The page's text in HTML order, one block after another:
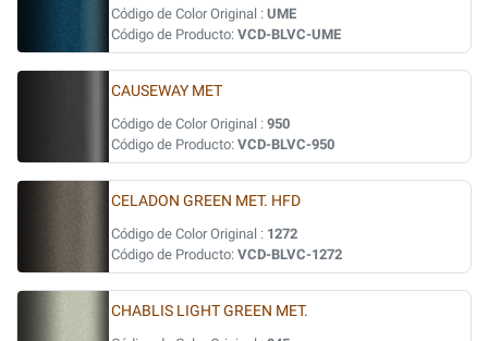
Código de Color Original : UME
Código de Producto: VCD-BLVC-UME
CAUSEWAY MET
Código de Color Original : 950
Código de Producto: VCD-BLVC-950
CELADON GREEN MET. HFD
Código de Color Original : 1272
Código de Producto: VCD-BLVC-1272
CHABLIS LIGHT GREEN MET.